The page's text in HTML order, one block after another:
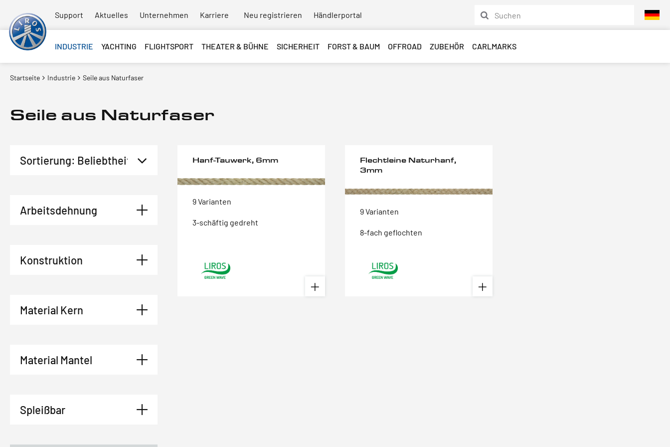
Support Aktuelles Unternehmen Karriere Neu registrieren Händlerportal
INDUSTRIE YACHTING FLIGHTSPORT THEATER & BÜHNE SICHERHEIT FORST & BAUM OFFROAD ZUBEHÖR CARLMARKS
Startseite Industrie Seile aus Naturfaser
Seile aus Naturfaser
Arbeitsdehnung
Konstruktion
Material Kern
Material Mantel
Spleißbar
Hanf-Tauwerk, 6mm
9 Varianten
3-schäftig gedreht
Flechtleine Naturhanf,
3mm
9 Varianten
8-fach geflochten